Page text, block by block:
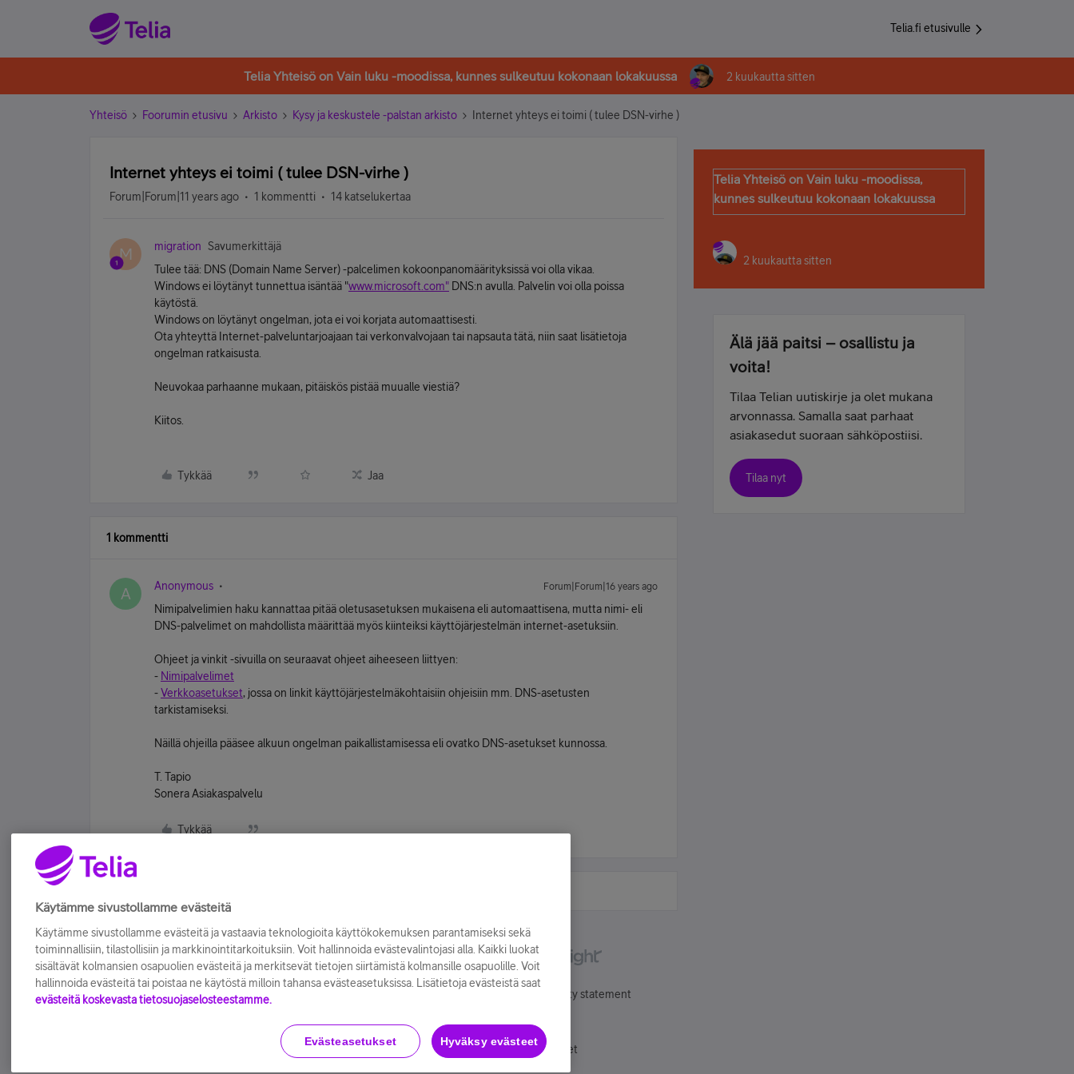
Telia.fi etusivulle
Telia Yhteisö on Vain luku -moodissa, kunnes sulkeutuu kokonaan lokakuussa 2 kuukautta sitten
Yhteisö Foorumin etusivu Arkisto Kysy ja keskustele -palstan arkisto Internet yhteys ei toimi ( tulee DSN-virhe )
Internet yhteys ei toimi ( tulee DSN-virhe )
Forum|Forum|11 years ago 1 kommentti 14 katselukertaa
M migration
Savumerkittäjä
Tulee tää: DNS (Domain Name Server) -palcelimen kokoonpanomäärityksissä voi olla vikaa.
Windows ei löytänyt tunnettua isäntää "www.microsoft.com" DNS:n avulla. Palvelin voi olla poissa
käytöstä.
Windows on löytänyt ongelman, jota ei voi korjata automaattisesti.
Ota yhteyttä Internet-palveluntarjoajaan tai verkonvalvojaan tai napsauta tätä, niin saat lisätietoja
ongelman ratkaisusta.
Neuvokaa parhaanne mukaan, pitäiskös pistää muualle viestiä?
Kiitos.
Tykkää Jaa
1 kommentti
A Anonymous Forum|Forum|16 years ago
Nimipalvelimien haku kannattaa pitää oletusasetuksen mukaisena eli automaattisena, mutta nimi- eli
DNS-palvelimet on mahdollista määrittää myös kiinteiksi käyttöjärjestelmän internet-asetuksiin.
Ohjeet ja vinkit -sivuilla on seuraavat ohjeet aiheeseen liittyen:
- Nimipalvelimet
-Verkkoasetukset, jossa on linkit käyttöjärjestelmäkohtaisiin ohjeisiin mm. DNS-asetusten
tarkistamiseksi.
Näillä ohjeilla pääsee alkuun ongelman paikallistamisessa eli ovatko DNS-asetukset kunnossa.
T. Tapio
Sonera Asiakaspalvelu
Tykkää
Telia Yhteisö on Vain luku -moodissa,
kunnes sulkeutuu kokonaan lokakuussa
2 kuukautta sitten
Älä jää paitsi – osallistu ja
voita!
Tilaa Telian uutiskirje ja olet mukana
arvonnassa. Samalla saat parhaat
asiakasedut suoraan sähköpostiisi.
Tilaa nyt
Accessibility statement
Evästeasetukset
Käytämme sivustollamme evästeitä
Käytämme sivustollamme evästeitä ja vastaavia teknologioita käyttökokemuksen parantamiseksi sekä
toiminnallisiin, tilastollisiin ja markkinointitarkoituksiin. Voit hallinnoida evästevalintojasi alla. Kaikki luokat
sisältävät kolmansien osapuolien evästeitä ja merkitsevät tietojen siirtämistä kolmansille osapuolille. Voit
hallinnoida evästeitä tai poistaa ne käytöstä milloin tahansa evästeasetuksissa. Lisätietoja evästeistä saat
evästeitä koskevasta tietosuojaselosteestamme.
Evästeasetukset Hyväksy evästeet